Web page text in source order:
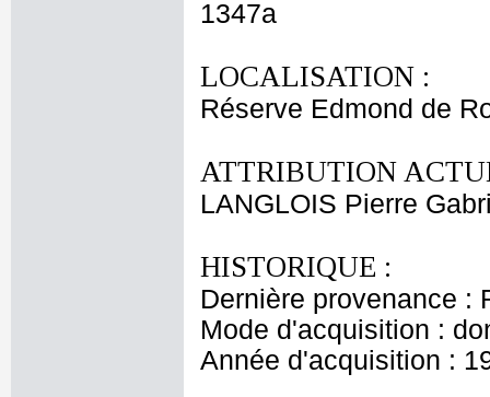
1347a
LOCALISATION :
Réserve Edmond de
ATTRIBUTION
LANGLOIS Pierre
HISTORIQUE :
Dernière provenance :
Mode d'acquisition :
Année d'acquisition :